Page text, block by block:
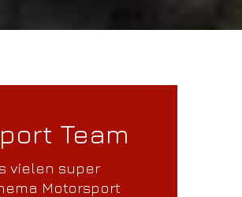
Team
vielen super
Motorsport